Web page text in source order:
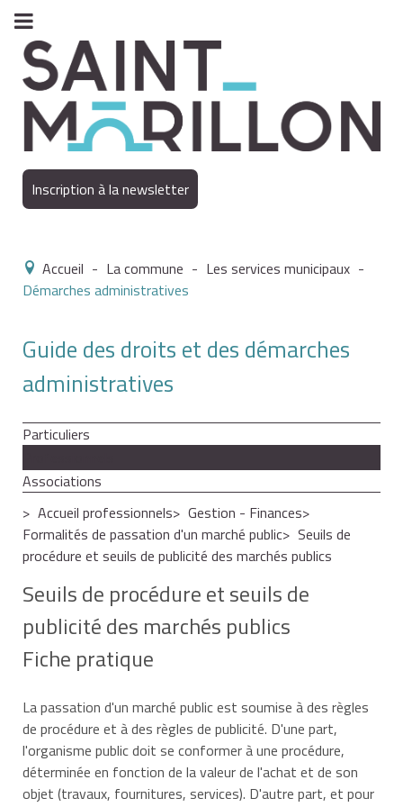
Inscription à la newsletter
Accueil - La commune - Les services municipaux -
Démarches administratives
Guide des droits et des démarches
administratives
Particuliers
Associations
Accueil professionnels
Gestion - Finances
Formalités de passation d'un marché public
Seuils de
procédure et seuils de publicité des marchés publics
Seuils de procédure et seuils de
publicité des marchés publics
Fiche pratique
La passation d'un marché public est soumise à des règles
de procédure et à des règles de publicité. D'une part,
l'organisme public doit se conformer à une procédure,
déterminée en fonction de la valeur de l'achat et de son
objet (travaux, fournitures, services). D'autre part, et pour